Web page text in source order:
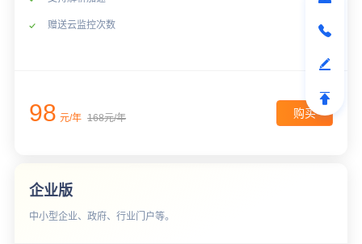
赠送云监控次数
98 元/年 168元/年 购买
企业版
中小型企业、政府、行业门户等。